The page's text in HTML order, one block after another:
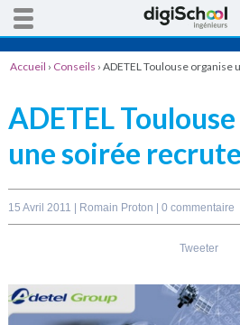
Accueil › Conseils › ADETEL Toulouse
ADETEL
une soirée
15 Avril 2011 | Romain Proton 0 commentaire
Tweeter